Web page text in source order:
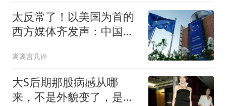
太反常了！以美国为首的
西方媒体齐发声：中国早
离离言几许
大S后期那股病感从哪
来，不是外貌变了，是她